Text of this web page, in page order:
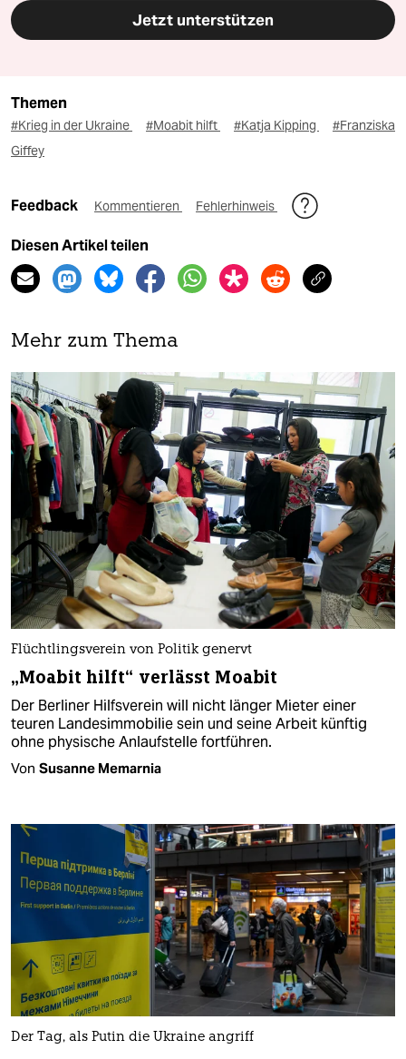
Jetzt unterstützen
Themen
#Krieg in der Ukraine #Moabit hilft #Katja Kipping
#Franziska
Giffey
Feedback Kommentieren Fehlerhinweis
Diesen Artikel teilen
Mehr zum Thema
Flüchtlingsverein von Politik genervt
„Moabit hilft“ verlässt Moabit
Der Berliner Hilfsverein will nicht länger Mieter einer
teuren Landesimmobilie sein und seine Arbeit künftig
ohne physische Anlaufstelle fortführen.
Von Susanne Memarnia
Der Tag, als Putin die Ukraine angriff